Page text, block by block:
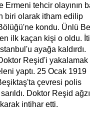
Ermeni tehcir olayının
biri olarak itham edilip
kondu. Ünlü
ilk kaçan kişi o oldu.
ayağa kaldırdı.
Reşid'i yakalamak
yaptı. 25 Ocak 1919
çevresi polis
Doktor Reşid
intihar etti.